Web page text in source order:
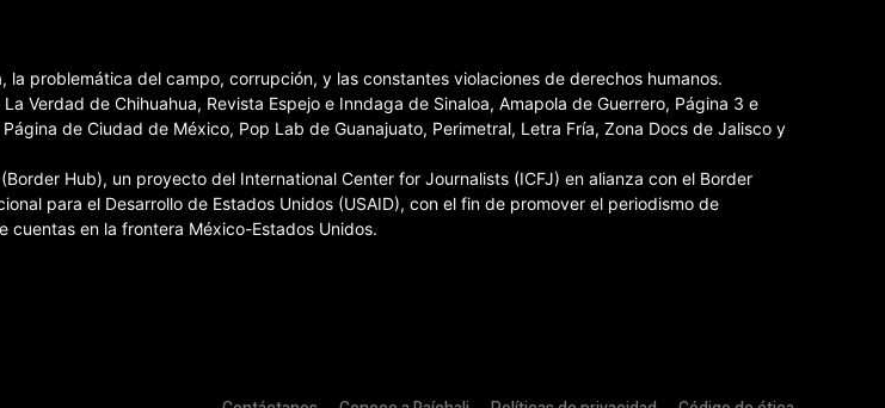
problemática del campo, corrupción, y las constantes violaciones de derechos humanos.
Verdad de Chihuahua, Revista Espejo e Inndaga de Sinaloa, Amapola de Guerrero, Página 3 e
de Ciudad de México, Pop Lab de Guanajuato, Perimetral, Letra Fría, Zona Docs de Jalisco y
Hub), un proyecto del International Center for Journalists (ICFJ) en alianza con el Border
para el Desarrollo de Estados Unidos (USAID), con el fin de promover el periodismo de
cuentas en la frontera México-Estados Unidos.